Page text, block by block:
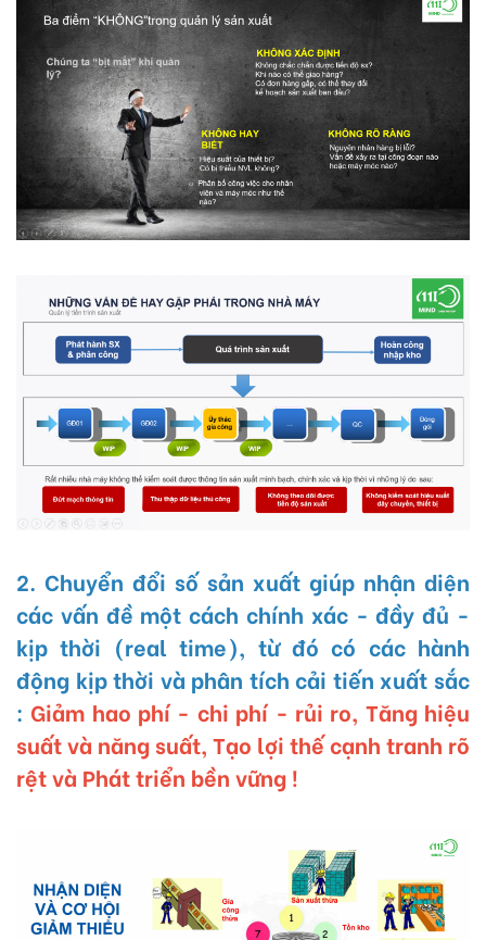
2. Chuyển đổi số sản xuất giúp nhận diện
các vấn đề một cách chính xác - đầy đủ -
kịp thời (real time), từ đó có các hành
động kịp thời và phân tích cải tiến xuất sắc
: Giảm hao phí - chi phí - rủi ro, Tăng hiệu
suất và năng suất, Tạo lợi thế cạnh tranh rõ
rệt và Phát triển bền vững !